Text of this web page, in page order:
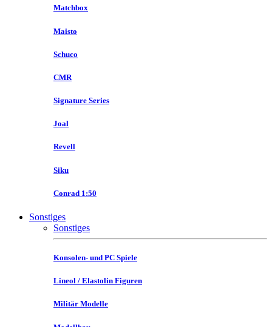
Matchbox
Maisto
Schuco
CMR
Signature Series
Joal
Revell
Siku
Conrad 1:50
Sonstiges
Sonstiges
Konsolen- und PC Spiele
Lineol / Elastolin Figuren
Militär Modelle